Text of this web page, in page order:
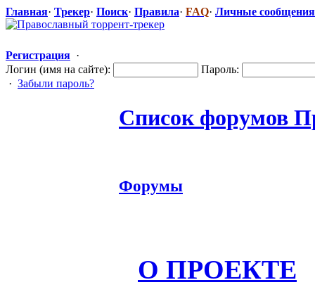
Главная· Трекер· Поиск· Правила· FAQ· Личные сообщения
Регистрация ·
Логин (имя на сайте):
Пароль:
· Забыли пароль?
Список форумов
Форумы
О ПРОЕКТЕ